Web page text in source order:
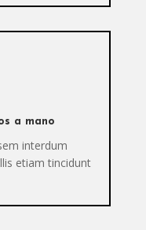
a mano
interdum
etiam tincidunt